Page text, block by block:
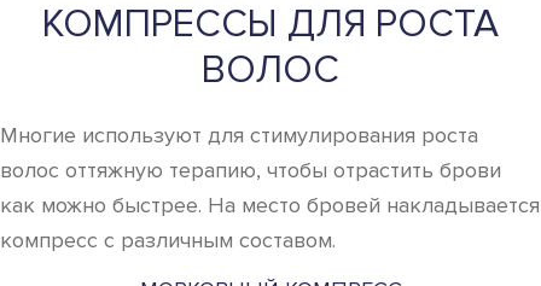
КОМПРЕССЫ ДЛЯ РОСТА
ВОЛОС
Многие используют для стимулирования роста
волос оттяжную терапию, чтобы отрастить брови
как можно быстрее. На место бровей накладывается
компресс с различным составом.